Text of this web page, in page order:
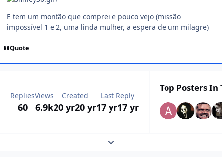
E tem um montão que comprei e pouco vejo (missão
impossível 1 e 2, uma linda mulher, a espera de um milagre)
Quote
Replies
60
Views
6.9k
Created
20 yr20 yr
Last Reply
17 yr17 yr
Top Posters In
Expand topic overview